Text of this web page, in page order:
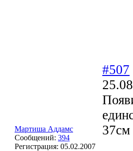
Мартиша Аддамс
Сообщений: 394
Регистрация: 05.02.2007
#507
37см